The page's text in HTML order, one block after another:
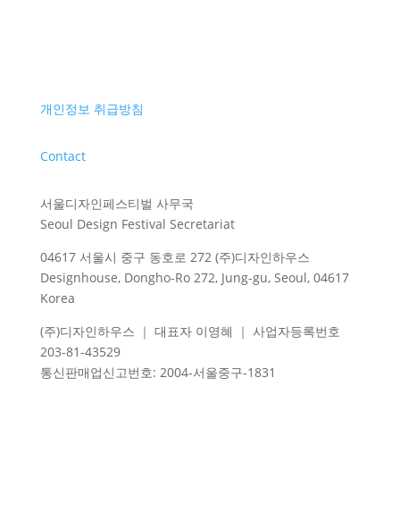
개인정보 취급방침
Contact
서울디자인페스티벌 사무국
Seoul Design Festival Secretariat
04617 서울시 중구 동호로 272 (주)디자인하우스
Designhouse, Dongho-Ro 272, Jung-gu, Seoul, 04617
Korea
(주)디자인하우스 ｜ 대표자 이영혜 ｜ 사업자등록번호
203-81-43529
통신판매업신고번호: 2004-서울중구-1831